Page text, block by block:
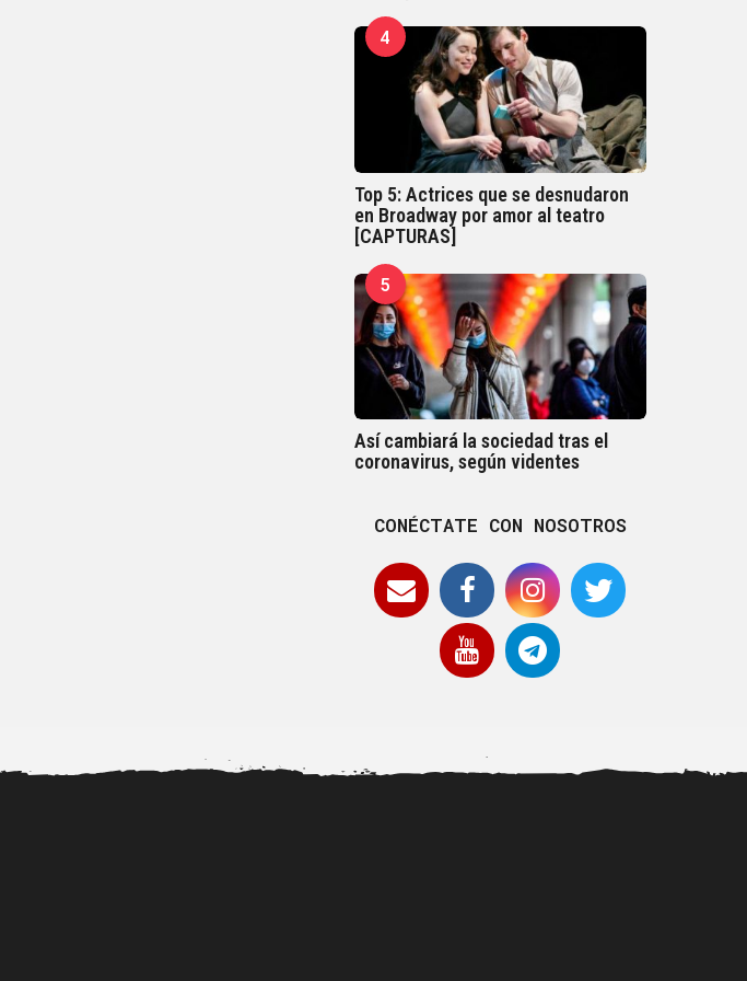
4
Top 5: Actrices que se desnudaron
en Broadway por amor al teatro
[CAPTURAS]
5
Así cambiará la sociedad tras el
coronavirus, según videntes
CONÉCTATE CON NOSOTROS